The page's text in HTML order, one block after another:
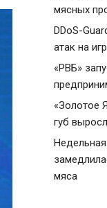
мясных
DDoS-
атак на
«РВБ»
«Золотое
губ
мяса